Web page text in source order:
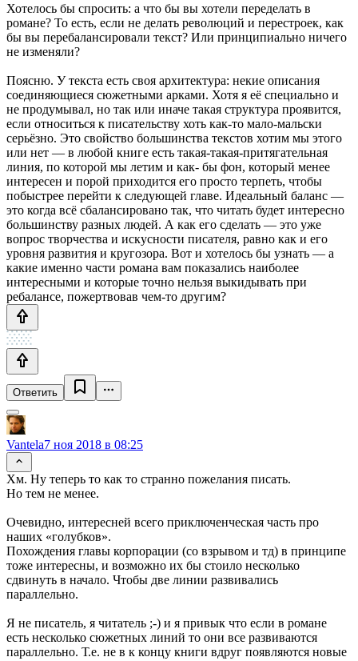
Хотелось бы спросить: а что бы вы хотели переделать в
романе? То есть, если не делать революций и перестроек, как
бы вы перебалансировали текст? Или принципиально ничего
не изменяли?
Поясню. У текста есть своя архитектура: некие описания
соединяющиеся сюжетными арками. Хотя я её специально и
не продумывал, но так или иначе такая структура проявится,
если относиться к писательству хоть как-то мало-мальски
серьёзно. Это свойство большинства текстов хотим мы этого
или нет — в любой книге есть такая-такая-притягательная
линия, по которой мы летим и как- бы фон, который менее
интересен и порой приходится его просто терпеть, чтобы
побыстрее перейти к следующей главе. Идеальный баланс —
это когда всё сбалансировано так, что читать будет интересно
большинству разных людей. А как его сделать — это уже
вопрос творчества и искусности писателя, равно как и его
уровня развития и кругозора. Вот и хотелось бы узнать — а
какие именно части романа вам показались наиболее
интересными и которые точно нельзя выкидывать при
ребалансе, пожертвовав чем-то другим?
Ответить
Vantela7 ноя 2018 в 08:25
Хм. Ну теперь то как то странно пожелания писать.
Но тем не менее.
Очевидно, интересней всего приключенческая часть про
наших «голубков».
Похождения главы корпорации (со взрывом и тд) в принципе
тоже интересны, и возможно их бы стоило несколько
сдвинуть в начало. Чтобы две линии развивались
параллельно.
Я не писатель, я читатель ;-) и я привык что если в романе
есть несколько сюжетных линий то они все развиваются
параллельно. Т.е. не в к концу книги вдруг появляются новые